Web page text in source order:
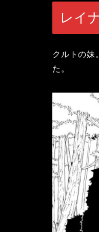
レイ
クルトの妹
た。